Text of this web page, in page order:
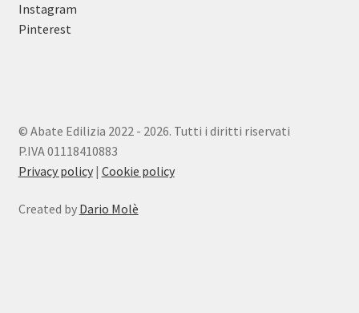
Instagram
Pinterest
© Abate Edilizia 2022 - 2026. Tutti i diritti riservati
P.IVA 01118410883
Privacy policy| Cookie policy
Created by Dario Molè